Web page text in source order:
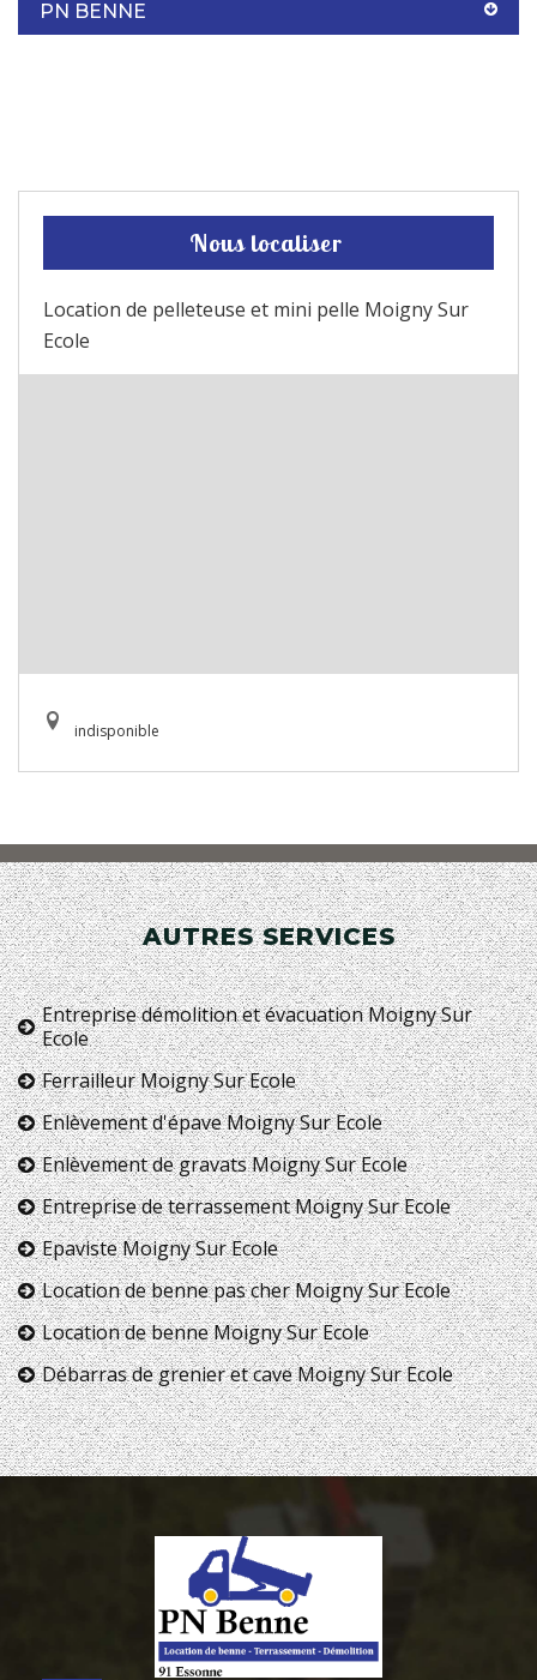
PN BENNE
Nous localiser
Location de pelleteuse et mini pelle Moigny Sur
Ecole
indisponible
AUTRES SERVICES
Entreprise démolition et évacuation Moigny Sur
Ecole
Ferrailleur Moigny Sur Ecole
Enlèvement d'épave Moigny Sur Ecole
Enlèvement de gravats Moigny Sur Ecole
Entreprise de terrassement Moigny Sur Ecole
Epaviste Moigny Sur Ecole
Location de benne pas cher Moigny Sur Ecole
Location de benne Moigny Sur Ecole
Débarras de grenier et cave Moigny Sur Ecole